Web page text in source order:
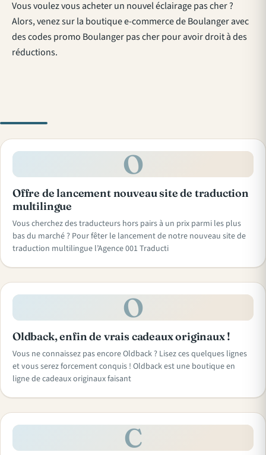
Vous voulez vous acheter un nouvel éclairage pas cher ?
Alors, venez sur la boutique e-commerce de Boulanger avec
des codes promo Boulanger pas cher pour avoir droit à des
réductions.
O
Offre de lancement nouveau site de traduction
multilingue
Vous cherchez des traducteurs hors pairs à un prix parmi les plus
bas du marché ? Pour fêter le lancement de notre nouveau site de
traduction multilingue l’Agence 001 Traducti
O
Oldback, enfin de vrais cadeaux originaux !
Vous ne connaissez pas encore Oldback ? Lisez ces quelques lignes
et vous serez forcement conquis ! Oldback est une boutique en
ligne de cadeaux originaux faisant
C